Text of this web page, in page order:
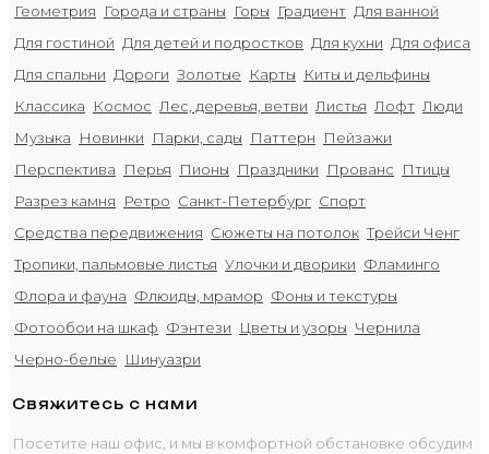
Геометрия
Города и страны Горы Градиент Для ванной
Для гостиной Для детей и подростков Для кухни Для офиса
Для спальни Дороги Золотые Карты
Киты и дельфины
Классика
Космос Лес, деревья, ветви Листья Лофт Люди
Музыка
Новинки Парки, сады Паттерн
Пейзажи
Перспектива
Перья Пионы Праздники Прованс
Птицы
Разрез камня
Ретро Санкт-Петербург Спорт
Средства передвижения Сюжеты на потолок Трейси Ченг
Тропики, пальмовые листья Улочки и дворики Фламинго
Флора и фауна Флюиды, мрамор Фоны и текстуры
Фотообои на шкаф Фэнтези Цветы и узоры Чернила
Черно-белые
Шинуазри
Свяжитесь с нами
Посетите наш офис, и мы в комфортной обстановке обсудим